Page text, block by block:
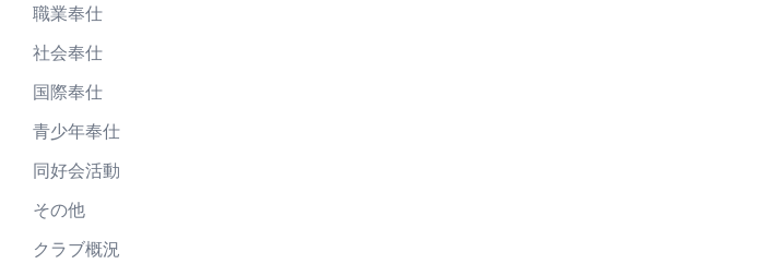
職業奉仕
社会奉仕
国際奉仕
青少年奉仕
同好会活動
その他
クラブ概況